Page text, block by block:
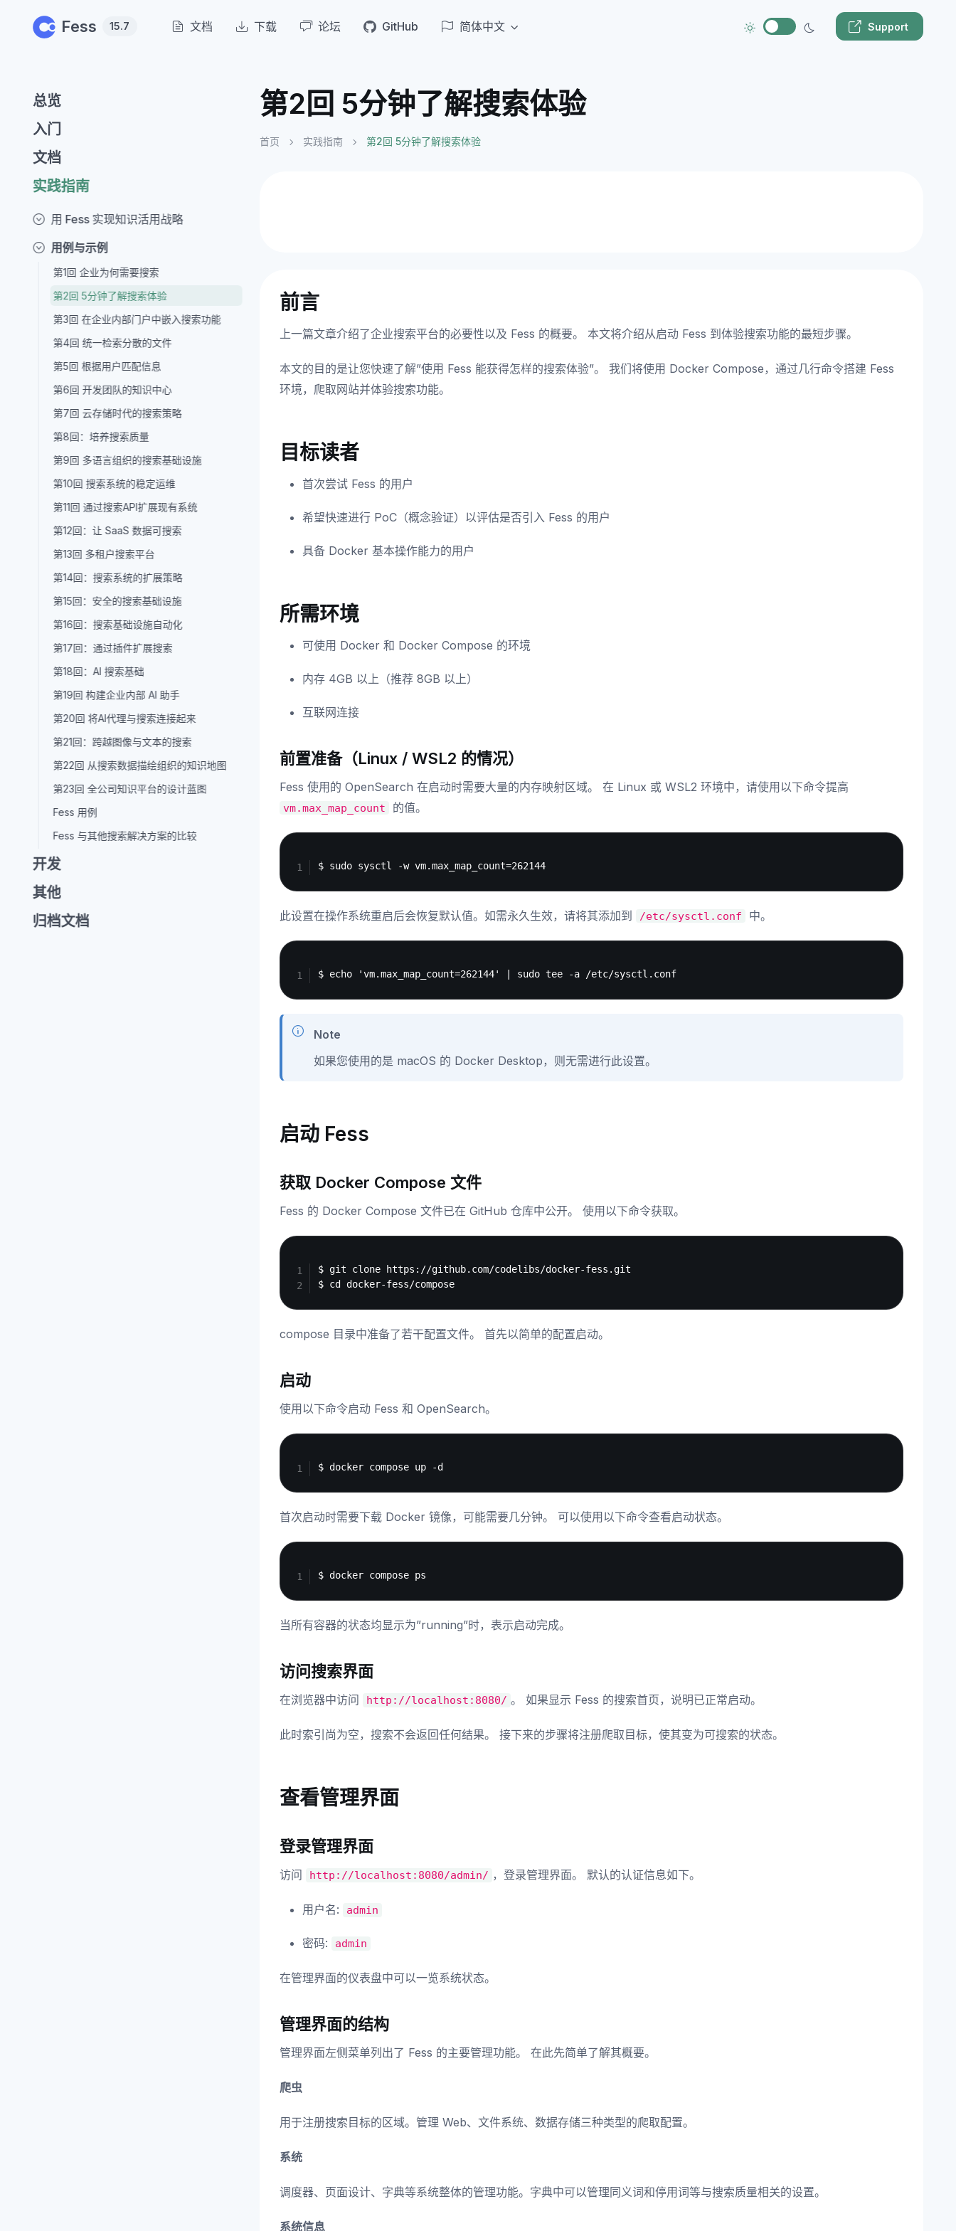
Fess 15.7 文档 下载 论坛 GitHub 简体中文 Support
总览
入门
文档
实践指南
用 Fess 实现知识活用战略
用例与示例
第1回 企业为何需要搜索
第2回 5分钟了解搜索体验
第3回 在企业内部门户中嵌入搜索功能
第4回 统一检索分散的文件
第5回 根据用户匹配信息
第6回 开发团队的知识中心
第7回 云存储时代的搜索策略
第8回：培养搜索质量
第9回 多语言组织的搜索基础设施
第10回 搜索系统的稳定运维
第11回 通过搜索API扩展现有系统
第12回：让 SaaS 数据可搜索
第13回 多租户搜索平台
第14回：搜索系统的扩展策略
第15回：安全的搜索基础设施
第16回：搜索基础设施自动化
第17回：通过插件扩展搜索
第18回：AI 搜索基础
第19回 构建企业内部 AI 助手
第20回 将AI代理与搜索连接起来
第21回：跨越图像与文本的搜索
第22回 从搜索数据描绘组织的知识地图
第23回 全公司知识平台的设计蓝图
Fess 用例
Fess 与其他搜索解决方案的比较
开发
其他
归档文档
第2回 5分钟了解搜索体验
首页 实践指南 第2回 5分钟了解搜索体验
前言
上一篇文章介绍了企业搜索平台的必要性以及 Fess 的概要。 本文将介绍从启动 Fess 到体验搜索功能的最短步骤。
本文的目的是让您快速了解”使用 Fess 能获得怎样的搜索体验”。 我们将使用 Docker Compose，通过几行命令搭建 Fess
环境，爬取网站并体验搜索功能。
目标读者
首次尝试 Fess 的用户
希望快速进行 PoC（概念验证）以评估是否引入 Fess 的用户
具备 Docker 基本操作能力的用户
所需环境
可使用 Docker 和 Docker Compose 的环境
内存 4GB 以上（推荐 8GB 以上）
互联网连接
前置准备（Linux / WSL2 的情况）
Fess 使用的 OpenSearch 在启动时需要大量的内存映射区域。 在 Linux 或 WSL2 环境中，请使用以下命令提高
vm.max_map_count 的值。
$ sudo sysctl -w vm.max_map_count=262144
此设置在操作系统重启后会恢复默认值。如需永久生效，请将其添加到 /etc/sysctl.conf 中。
$ echo 'vm.max_map_count=262144' | sudo tee -a /etc/sysctl.conf
Note
如果您使用的是 macOS 的 Docker Desktop，则无需进行此设置。
启动 Fess
获取 Docker Compose 文件
Fess 的 Docker Compose 文件已在 GitHub 仓库中公开。 使用以下命令获取。
$ git clone https://github.com/codelibs/docker-fess.git
$ cd docker-fess/compose
compose 目录中准备了若干配置文件。 首先以简单的配置启动。
启动
使用以下命令启动 Fess 和 OpenSearch。
首次启动时需要下载 Docker 镜像，可能需要几分钟。 可以使用以下命令查看启动状态。
当所有容器的状态均显示为”running”时，表示启动完成。
访问搜索界面
在浏览器中访问 http://localhost:8080/ 。 如果显示 Fess 的搜索首页，说明已正常启动。
此时索引尚为空，搜索不会返回任何结果。 接下来的步骤将注册爬取目标，使其变为可搜索的状态。
查看管理界面
登录管理界面
访问 http://localhost:8080/admin/ ，登录管理界面。 默认的认证信息如下。
用户名: admin
密码: admin
在管理界面的仪表盘中可以一览系统状态。
管理界面的结构
管理界面左侧菜单列出了 Fess 的主要管理功能。 在此先简单了解其概要。
爬虫
用于注册搜索目标的区域。管理 Web、文件系统、数据存储三种类型的爬取配置。
系统
调度器、页面设计、字典等系统整体的管理功能。字典中可以管理同义词和停用词等与搜索质量相关的设置。
系统信息